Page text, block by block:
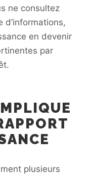
ne consultez
d’informations,
en devenir
par
plusieurs